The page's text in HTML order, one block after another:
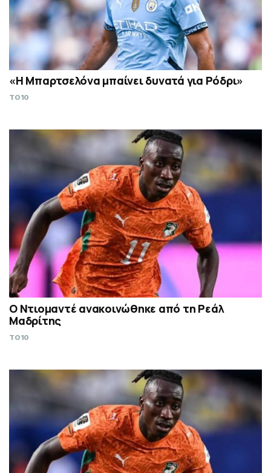
«Η Μπαρτσελόνα μπαίνει δυνατά για Ρόδρι»
TO10
Ο Ντιομαντέ ανακοινώθηκε από τη Ρεάλ
Μαδρίτης
TO10